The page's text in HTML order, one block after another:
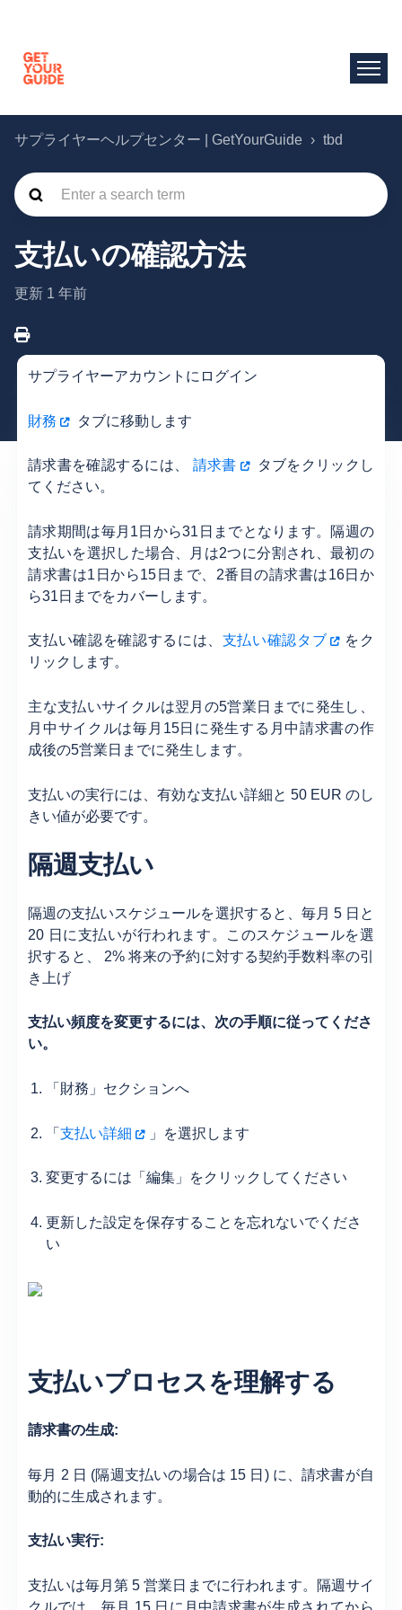
サプライヤーヘルプセンター | GetYourGuide tbd
支払いの確認方法
更新 1 年前
サプライヤーアカウントにログイン
財務 タブに移動します
請求書を確認するには、 請求書
タブをクリックし
てください。
請求期間は毎月1日から31日までとなります。隔週の
支払いを選択した場合、月は2つに分割され、最初の
請求書は1日から15日まで、2番目の請求書は16日か
ら31日までをカバーします。
支払い確認を確認するには、 支払い確認タブ
をク
リックします。
主な支払いサイクルは翌月の5営業日までに発生し、
月中サイクルは毎月15日に発生する月中請求書の作
成後の5営業日までに発生します。
支払いの実行には、有効な支払い詳細と 50 EUR のし
きい値が必要です。
隔週支払い
隔週の支払いスケジュールを選択すると、毎月 5 日と
20 日に支払いが行われます。このスケジュールを選
択すると、 2% 将来の予約に対する契約手数料率の引
き上げ
支払い頻度を変更するには、次の手順に従ってくださ
い。
「財務」セクションへ
「支払い詳細 」を選択します
変更するには「編集」をクリックしてください
更新した設定を保存することを忘れないでくださ
い
支払いプロセスを理解する
請求書の生成:
毎月 2 日 (隔週支払いの場合は 15 日) に、請求書が自
動的に生成されます。
支払い実行:
支払いは毎月第 5 営業日までに行われます。隔週サイ
クルでは、毎月 15 日に月中請求書が生成されてから